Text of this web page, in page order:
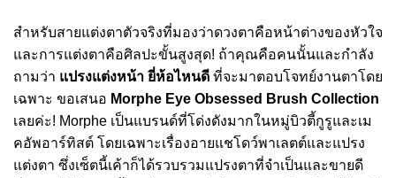
สำหรับสายแต่งตาตัวจริงที่มองว่าดวงตาคือหน้าต่างของหัวใจ
และการแต่งตาคือศิลปะขั้นสูงสุด! ถ้าคุณคือคนนั้นและกำลัง
ถามว่า แปรงแต่งหน้า ยี่ห้อไหนดี ที่จะมาตอบโจทย์งานตาโดย
เฉพาะ ขอเสนอ Morphe Eye Obsessed Brush Collection
เลยค่ะ! Morphe เป็นแบรนด์ที่โด่งดังมากในหมู่บิวตี้กูรูและเม
คอัพอาร์ทิสต์ โดยเฉพาะเรื่องอายแชโดว์พาเลตต์และแปรง
แต่งตา ซึ่งเซ็ตนี้เค้าก็ได้รวบรวมแปรงตาที่จำเป็นและขายดี